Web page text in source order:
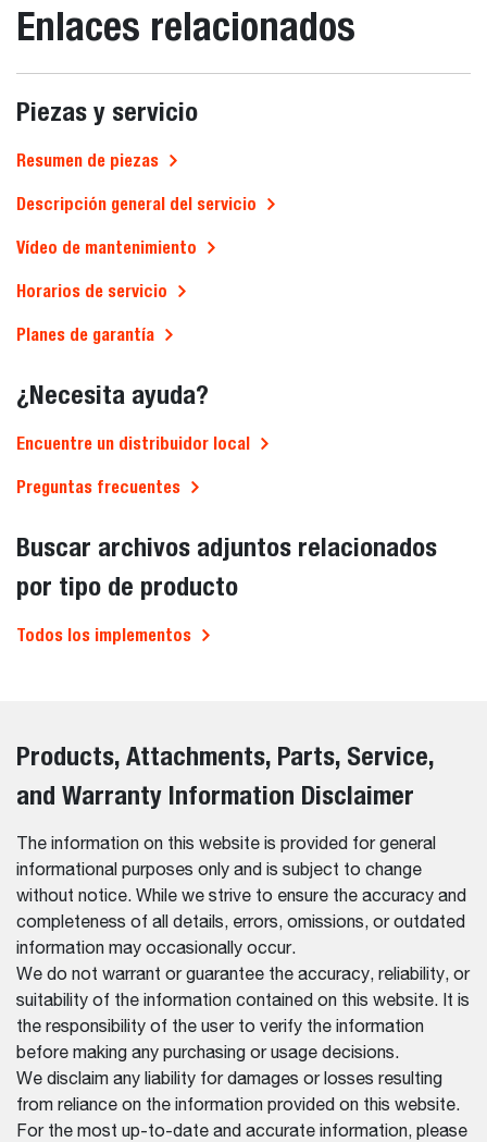
Enlaces relacionados
Piezas y servicio
Resumen de piezas
Descripción general del servicio
Vídeo de mantenimiento
Horarios de servicio
Planes de garantía
¿Necesita ayuda?
Encuentre un distribuidor local
Preguntas frecuentes
Buscar archivos adjuntos relacionados
por tipo de producto
Todos los implementos
Products, Attachments, Parts, Service,
and Warranty Information Disclaimer
The information on this website is provided for general
informational purposes only and is subject to change
without notice. While we strive to ensure the accuracy and
completeness of all details, errors, omissions, or outdated
information may occasionally occur.
We do not warrant or guarantee the accuracy, reliability, or
suitability of the information contained on this website. It is
the responsibility of the user to verify the information
before making any purchasing or usage decisions.
We disclaim any liability for damages or losses resulting
from reliance on the information provided on this website.
For the most up-to-date and accurate information, please